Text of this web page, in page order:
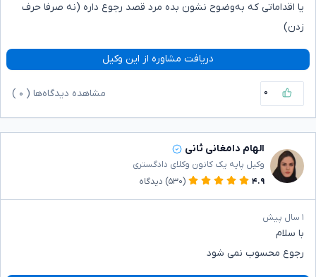
یا اقداماتی که به‌وضوح نشون بده مرد قصد رجوع داره (نه صرفا حرف
زدن)
دریافت مشاوره از این وکیل
۰ مشاهده دیدگاه‌ها ( ۰
الهام دامغانی ثانی
وکیل پایه یک کانون وکلای دادگستری
۴.۹
(۵۳۰) دیدگاه
۱ سال پیش
با سلام
رجوع محسوب نمی شود